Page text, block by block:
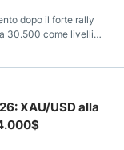
dopo il forte rally
30.500 come livelli
XAU/USD alla